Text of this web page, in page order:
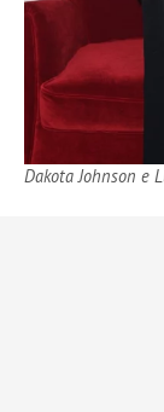
Dakota Johnson e